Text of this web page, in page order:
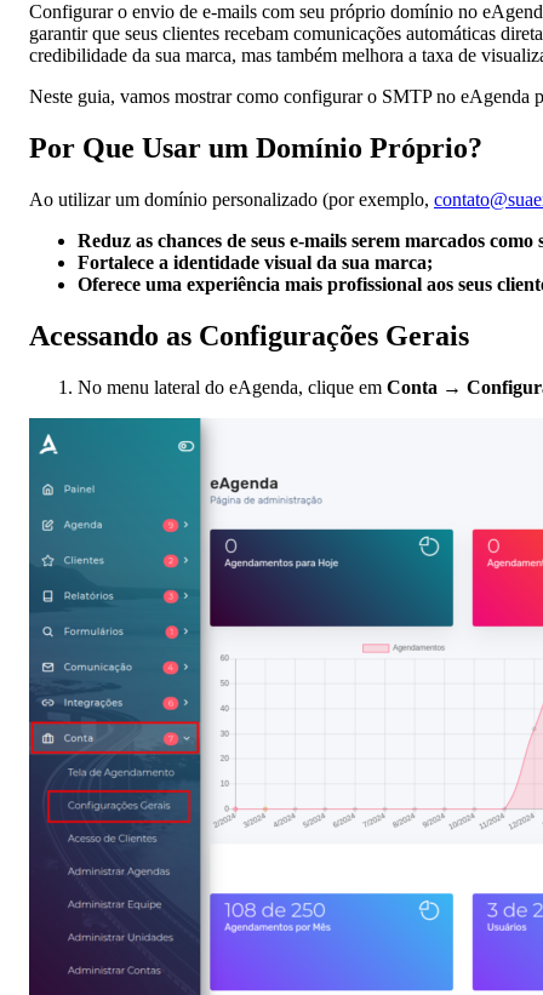
Configurar o envio de e-mails com seu próprio domínio no
garantir que seus clientes recebam comunicações automáticas
credibilidade da sua marca, mas também melhora a taxa de
Neste guia, vamos mostrar como configurar o SMTP no eAgenda
Por Que Usar um Domínio Próprio?
Ao utilizar um domínio personalizado (por exemplo,
Reduz as chances de seus e-mails serem marcados como
Fortalece a identidade visual da sua marca;
Oferece uma experiência mais profissional aos seus
Acessando as Configurações Gerais
No menu lateral do eAgenda, clique em Conta →